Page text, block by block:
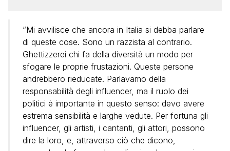
“Mi avvilisce che ancora in Italia si debba parlare
di queste cose. Sono un razzista al contrario.
Ghettizzerei chi fa della diversità un modo per
sfogare le proprie frustazioni. Queste persone
andrebbero rieducate. Parlavamo della
responsabilità degli influencer, ma il ruolo dei
politici è importante in questo senso: devo avere
estrema sensibilità e larghe vedute. Per fortuna gli
influencer, gli artisti, i cantanti, gli attori, possono
dire la loro, e, attraverso ciò che dicono,